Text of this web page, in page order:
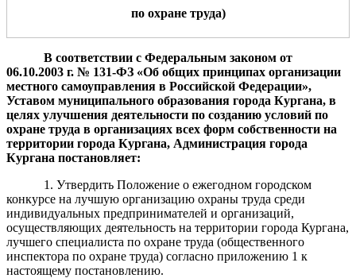
по охране труда)
В соответствии с Федеральным законом от
06.10.2003 г. № 131-ФЗ «Об общих принципах организации
местного самоуправления в Российской Федерации»,
Уставом муниципального образования города Кургана, в
целях улучшения деятельности по созданию условий по
охране труда в организациях всех форм собственности на
территории города Кургана, Администрация города
Кургана постановляет:
1. Утвердить Положение о ежегодном городском
конкурсе на лучшую организацию охраны труда среди
индивидуальных предпринимателей и организаций,
осуществляющих деятельность на территории города Кургана,
лучшего специалиста по охране труда (общественного
инспектора по охране труда) согласно приложению 1 к
настоящему постановлению.